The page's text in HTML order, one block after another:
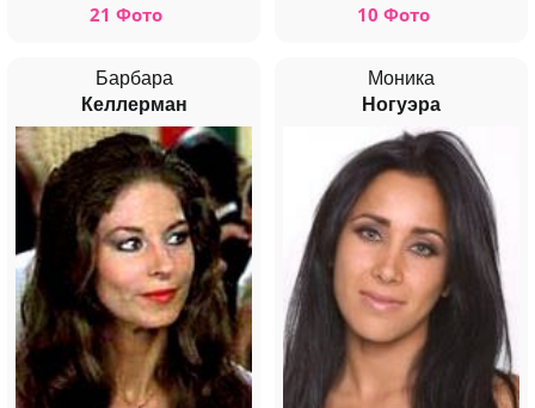
21 Фото 10 Фото
Барбара
Келлерман
Моника
Ногуэра